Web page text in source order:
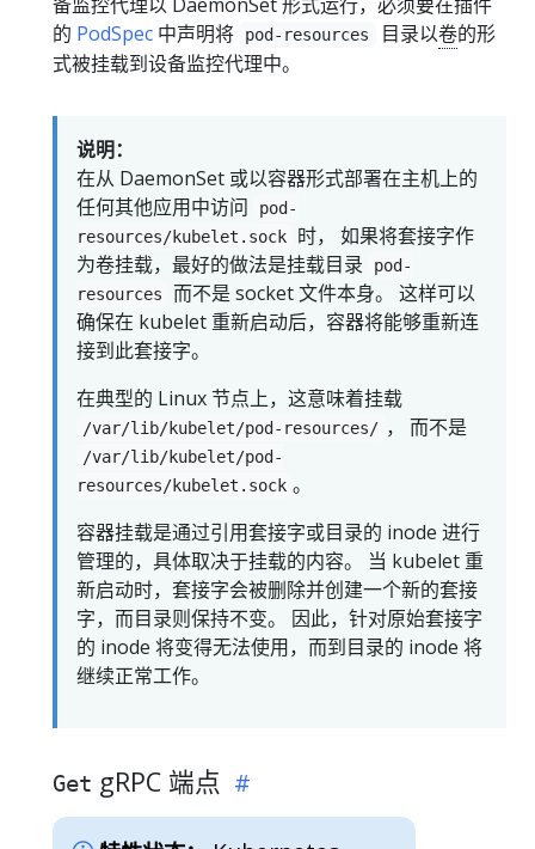
的 PodSpec 中声明将 pod-resources 目录以卷的形
式被挂载到设备监控代理中。
说明：
在从 DaemonSet 或以容器形式部署在主机上的
任何其他应用中访问
pod-
resources/kubelet.sock
时， 如果将套接字作
为卷挂载，最好的做法是挂载目录
pod-
resources
而不是 socket 文件本身。 这样可以
确保在 kubelet 重新启动后，容器将能够重新连
接到此套接字。
在典型的 Linux 节点上，这意味着挂载
/var/lib/kubelet/pod-resources/ ， 而不是
/var/lib/kubelet/pod-
resources/kubelet.sock 。
容器挂载是通过引用套接字或目录的 inode 进行
管理的，具体取决于挂载的内容。 当 kubelet 重
新启动时，套接字会被删除并创建一个新的套接
字，而目录则保持不变。 因此，针对原始套接字
的 inode 将变得无法使用，而到目录的 inode 将
继续正常工作。
Get gRPC 端点